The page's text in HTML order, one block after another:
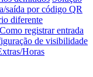
saída por código QR
diferente
Como registrar entrada
de visibilidade
Horas